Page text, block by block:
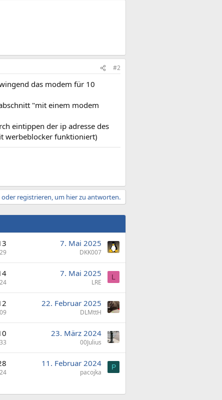
#2
das modem für 10
"mit einem modem
eintippen der ip adresse des
werbeblocker funktioniert)
registrieren, um hier zu antworten.
7. Mai 2025
DKK007
7. Mai 2025
LRE
L
22. Februar 2025
DLMttH
23. März 2024
00Julius
11. Februar 2024
pacojka
P